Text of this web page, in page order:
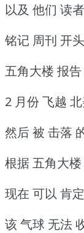
以及 他们 读
铭记 周刊 开
五角大楼 报
2 月份 飞越
然后 被 击落
根据 五角大
现在 可以 肯
该 气球 无法